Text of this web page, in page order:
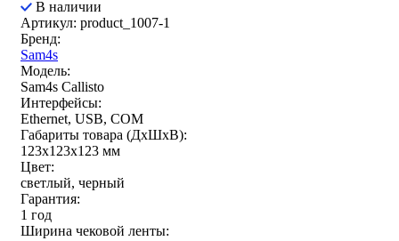
В наличии
Артикул: product_1007-1
Бренд:
Sam4s
Модель:
Sam4s Callisto
Интерфейсы:
Ethernet, USB, COM
Габариты товара (ДxШxВ):
123х123х123 мм
Цвет:
светлый, черный
Гарантия:
1 год
Ширина чековой ленты: